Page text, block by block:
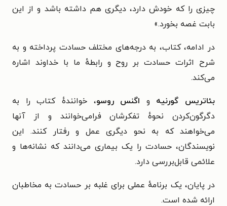
چیزی را که خودش دارد، دیگری هم داشته باشد و از این
بابت غصه بخورد.»
در ادامه، کتاب، به درجه‌های مختلف حسادت پرداخته و به
شرح اثرات حسادت بر روح و رابطهٔ ما با خداوند اشاره
می‌کند.
بئاتریس گورنیه و اگنس روسو، خوانندهٔ کتاب را به
دگرگون‌کردن نحوهٔ تفکرشان فرامی‌خوانند و از آنها
می‌خواهند که به نحو دیگری عمل و رفتار کنند. این
نویسندگان، حسادت را یک بیماری می‌دانند که نشانه‌ها و
علائمی قابل‌بررسی دارد.
در پایان، یک برنامهٔ عملی برای غلبه بر حسادت به مخاطبان
ارائه شده است.